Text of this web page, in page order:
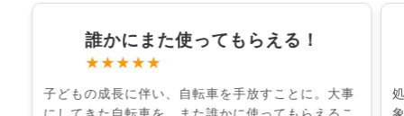
誰かにまた使ってもらえる！
★★★★★
子どもの成長に伴い、自転車を手放すことに。大事
にしてきた自転車を、また誰かに使ってもらえるこ